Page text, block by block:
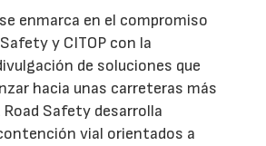
enmarca en el compromiso
y CITOP con la
de soluciones que
hacia unas carreteras más
Road Safety desarrolla
vial orientados a